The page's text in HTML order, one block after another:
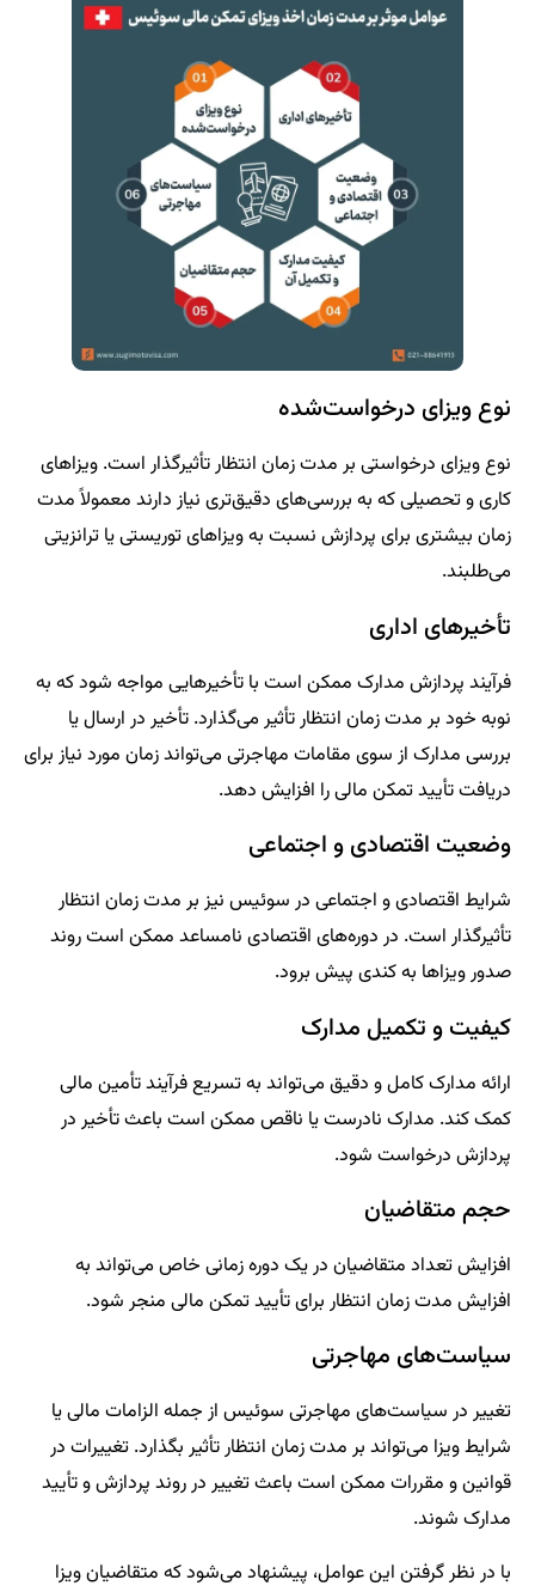
نوع ویزای درخواست‌شده
نوع ویزای درخواستی بر مدت زمان انتظار تأثیرگذار است. ویزاهای
کاری و تحصیلی که به بررسی‌های دقیق‌تری نیاز دارند معمولاً مدت
زمان بیشتری برای پردازش نسبت به ویزاهای توریستی یا ترانزیتی
می‌طلبند.
تأخیرهای اداری
فرآیند پردازش مدارک ممکن است با تأخیرهایی مواجه شود که به
نوبه خود بر مدت زمان انتظار تأثیر می‌گذارد. تأخیر در ارسال یا
بررسی مدارک از سوی مقامات مهاجرتی می‌تواند زمان مورد نیاز برای
دریافت تأیید تمکن مالی را افزایش دهد.
وضعیت اقتصادی و اجتماعی
شرایط اقتصادی و اجتماعی در سوئیس نیز بر مدت زمان انتظار
تأثیرگذار است. در دوره‌های اقتصادی نامساعد ممکن است روند
صدور ویزاها به کندی پیش برود.
کیفیت و تکمیل مدارک
ارائه مدارک کامل و دقیق می‌تواند به تسریع فرآیند تأمین مالی
کمک کند. مدارک نادرست یا ناقص ممکن است باعث تأخیر در
پردازش درخواست شود.
حجم متقاضیان
افزایش تعداد متقاضیان در یک دوره زمانی خاص می‌تواند به
افزایش مدت زمان انتظار برای تأیید تمکن مالی منجر شود.
سیاست‌های مهاجرتی
تغییر در سیاست‌های مهاجرتی سوئیس از جمله الزامات مالی یا
شرایط ویزا می‌تواند بر مدت زمان انتظار تأثیر بگذارد. تغییرات در
قوانین و مقررات ممکن است باعث تغییر در روند پردازش و تأیید
مدارک شوند.
با در نظر گرفتن این عوامل، پیشنهاد می‌شود که متقاضیان ویزا